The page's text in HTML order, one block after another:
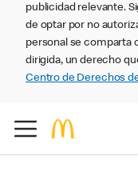
publicidad relevante.
de optar por no
personal se comparta
dirigida, un derecho
Centro de Derechos